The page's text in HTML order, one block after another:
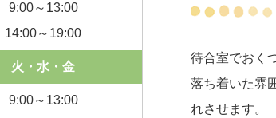
待合室でおく
落ち着いた雰
れさせます。
9:00～13:00
14:00～19:00
火・水・金
9:00～13:00